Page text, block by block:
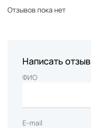
Отзывов пока нет
Написать отзыв
ФИО
E-mail